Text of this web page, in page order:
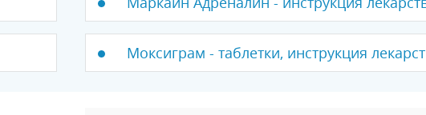
Моксиграм - таблетки, инструкция